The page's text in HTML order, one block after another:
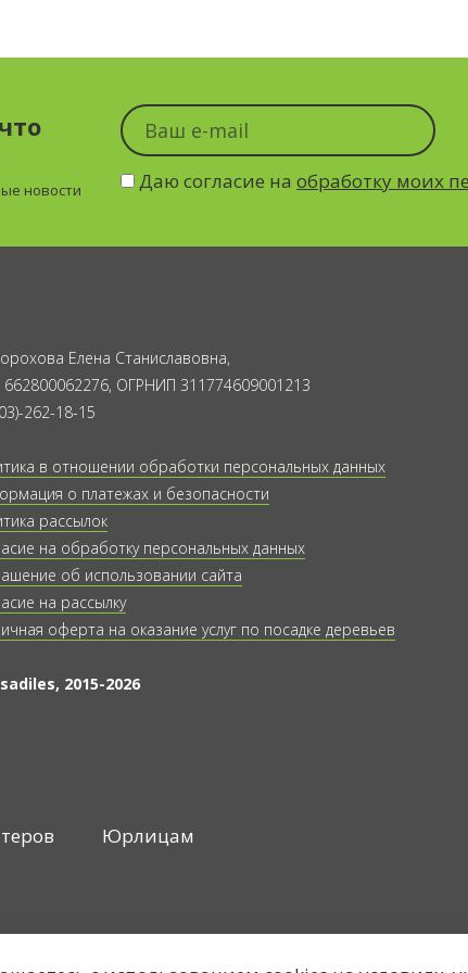
новости
Даю согласие наобработку моих
Елена Станиславовна,
ОГРНИП 311774609001213
262-18-15
в отношении обработки персональных данных
о платежах и безопасности
рассылок
на обработку персональных данных
об использовании сайта
на рассылку
оферта на оказание услуг по посадке деревьев
2015-2026
Юрлицам